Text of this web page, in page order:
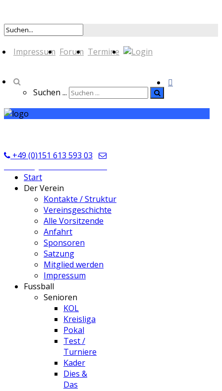
Impressum Forum Termine
Suchen ...
+49 (0)151 613 593 03
Start
Der Verein
Kontakte / Struktur
Vereinsgeschichte
Alle Vorsitzende
Anfahrt
Sponsoren
Satzung
Mitglied werden
Impressum
Fussball
Senioren
KOL
Kreisliga
Pokal
Test /
Turniere
Kader
Dies &
Das